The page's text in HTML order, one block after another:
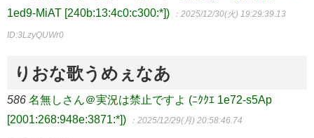
1ed9-MiAT [240b:13:4c0:c300:*])
：2025/12/30(火) 19:29:39.13
ID:3LzyQUWr0
りおな歌うめぇなあ
586 名無しさん＠実況は禁止ですよ (ﾆｸｸｴ 1e72-s5Ap
[2001:268:948e:3871:*])
：2025/12/29(月) 20:58:46.74